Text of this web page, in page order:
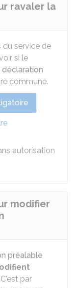
ravaler la
du service de
si le
déclaration
commune.
autorisation
modifier
préalable
C'est par